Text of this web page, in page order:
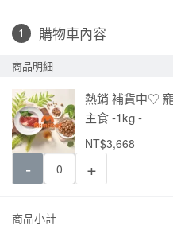
購物車內容
商品明細
熱銷 補貨中♡
主食 -1kg -
NT$3,668
- +
商品小計